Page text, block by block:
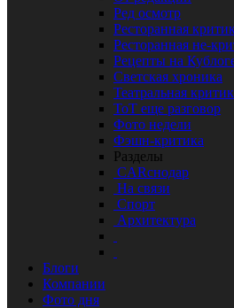
Ред осмотр
Ресторанная
Ресторанная не-
Рецепты на
Светская хроника
Театральная
ТоТ еще разговор
Фото недели
Фэшн-критика
Разделы
CARснодар
На связи
Спорт
Архитектура
Блоги
Компании
Фото дня